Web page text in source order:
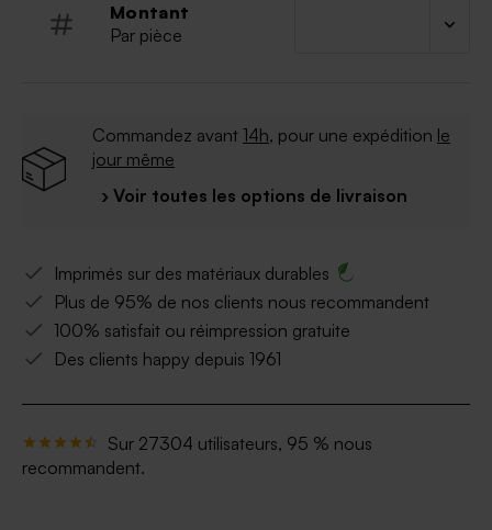
Montant
Par pièce
Commandez avant 14h, pour une expédition le
jour même
› Voir toutes les options de livraison
Imprimés sur des matériaux durables
Plus de 95% de nos clients nous recommandent
100% satisfait ou réimpression gratuite
Des clients happy depuis 1961
Sur 27304 utilisateurs, 95 % nous
recommandent.